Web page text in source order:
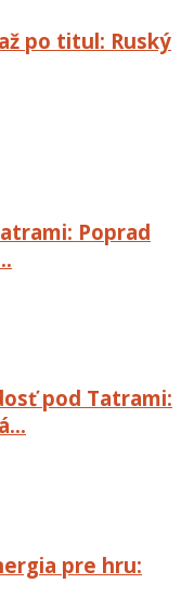
po titul: Ruský
Poprad
pod Tatrami:
pre hru: